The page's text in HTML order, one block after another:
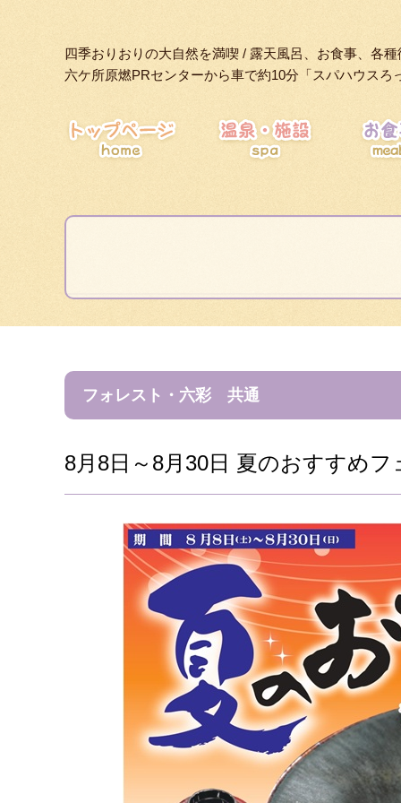
四季おりおりの大自然を満喫 / 露天風呂、お食事、各種
六ケ所原燃PRセンターから車で約10分「スパハウスろ
HOME
フォレスト・六彩 共通
8月8日～8月30日 夏のおすすめフ